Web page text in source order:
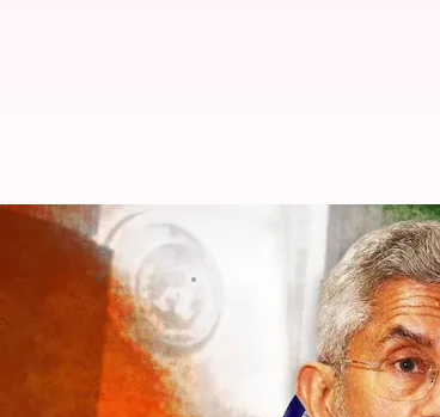
विदेश मंत्री जयशंकर समेत 11
Jul 17, 2023
क्या है खबर?
राज्यसभा की 11 सीटों पर निर्विरोध